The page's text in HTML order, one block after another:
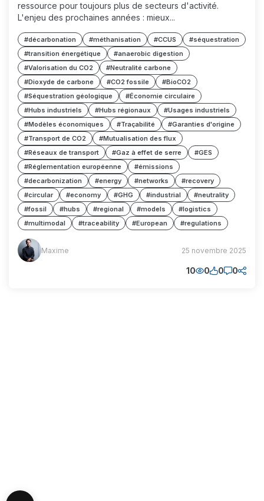
ressource pour toujours plus de secteurs d'activité.
L'enjeu des prochaines années : mieux...
#décarbonation #méthanisation #CCUS
#séquestration
#transition énergétique
#anaerobic digestion
#Valorisation du CO2
#Neutralité carbone
#Dioxyde de carbone
#CO2 fossile
#BioCO2
#Séquestration géologique
#Économie circulaire
#Hubs industriels
#Hubs régionaux
#Usages industriels
#Modèles économiques
#Traçabilité
#Garanties d'origine
#Transport de CO2
#Mutualisation des flux
#Réseaux de transport
#Gaz à effet de serre
#GES
#Réglementation européenne
#émissions
#decarbonization
#energy #networks
#recovery
#circular
#economy #GHG #industrial
#neutrality
#fossil
#hubs #regional #models
#logistics
#multimodal
#traceability #European #regulations
Maxime
(MM) Maxime 25 novembre 2025
10 0 0 0